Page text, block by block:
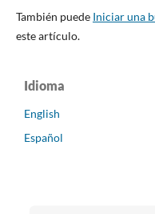
También puede Iniciar una
este artículo.
Idioma
English
Español